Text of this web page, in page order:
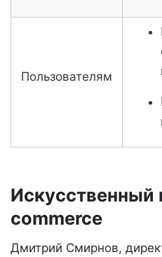
Пользователям
Искусственный
commerce
Дмитрий Смирнов,